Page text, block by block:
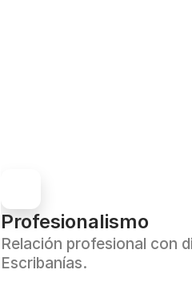
Profesionalismo
Relación profesional con
Escribanías.